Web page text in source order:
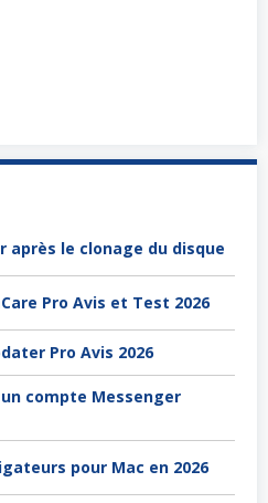
après le clonage du disque
Pro Avis et Test 2026
Pro Avis 2026
compte Messenger
pour Mac en 2026